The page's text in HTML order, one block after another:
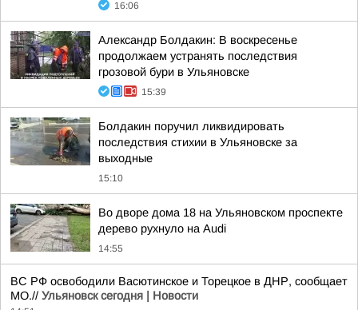
16:06
Александр Болдакин: В воскресенье
продолжаем устранять последствия
грозовой бури в Ульяновске
15:39
Болдакин поручил ликвидировать
последствия стихии в Ульяновске за
выходные
15:10
Во дворе дома 18 на Ульяновском проспекте
дерево рухнуло на Audi
14:55
ВС РФ освободили Васютинское и Торецкое в ДНР, сообщает
МО.// Ульяновск сегодня | Новости